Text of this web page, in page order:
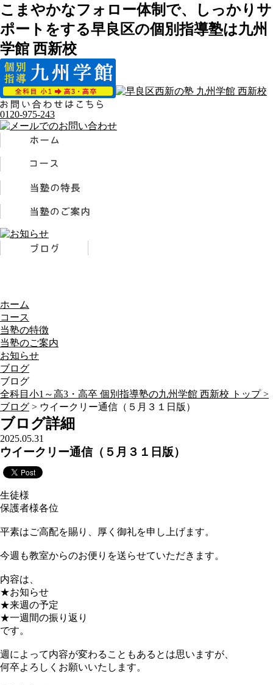
こまやかなフォロー体制で、しっかりサ
ポートをする早良区の個別指導塾は九州
学館 西新校
0120-975-243
ホーム
コース
当塾の特徴
当塾のご案内
お知らせ
ブログ
ブログ
全科目小1～高3・高卒 個別指導塾の九州学館 西新校 トップ >
ブログ > ウイークリー通信（５月３１日版）
ブログ詳細
2025.05.31
ウイークリー通信（５月３１日版）
生徒様
保護者様各位
平素はご高配を賜り、厚く御礼を申し上げます。
今週も教室からのお便りを送らせていただきます。
内容は、
★お知らせ
★来週の予定
★一週間の振り返り
です。
週によって内容が変わることもあるとは思いますが、
何卒よろしくお願いいたします。